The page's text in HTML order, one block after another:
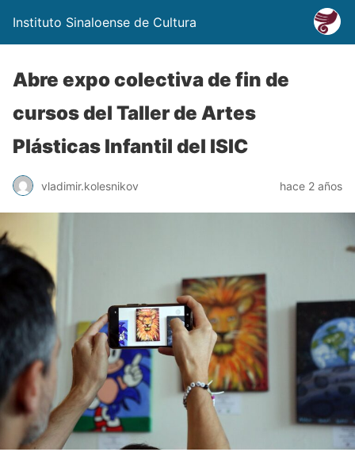
Instituto Sinaloense de Cultura
Abre expo colectiva de fin de
cursos del Taller de Artes
Plásticas Infantil del ISIC
vladimir.kolesnikov hace 2 años